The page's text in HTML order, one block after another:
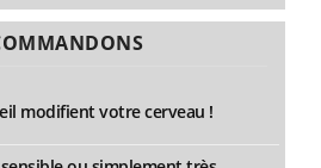
modifient votre cerveau !